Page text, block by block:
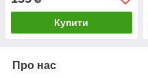
Купити
Про нас